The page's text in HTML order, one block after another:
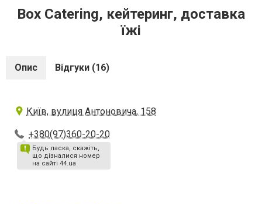
Box Catering, кейтеринг, доставка
їжі
Опис Відгуки (16)
Київ, вулиця Антоновича, 158
+380(97)360-20-20
Будь ласка, скажіть,
що дізналися номер
на сайті 44.ua